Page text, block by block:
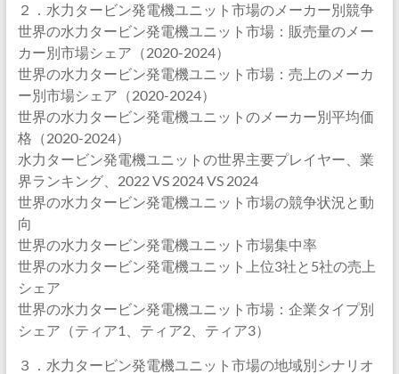
２．水力タービン発電機ユニット市場のメーカー別競争
世界の水力タービン発電機ユニット市場：販売量のメー
カー別市場シェア（2020-2024）
世界の水力タービン発電機ユニット市場：売上のメーカ
ー別市場シェア（2020-2024）
世界の水力タービン発電機ユニットのメーカー別平均価
格（2020-2024）
水力タービン発電機ユニットの世界主要プレイヤー、業
界ランキング、2022 VS 2024 VS 2024
世界の水力タービン発電機ユニット市場の競争状況と動
向
世界の水力タービン発電機ユニット市場集中率
世界の水力タービン発電機ユニット上位3社と5社の売上
シェア
世界の水力タービン発電機ユニット市場：企業タイプ別
シェア（ティア1、ティア2、ティア3）
３．水力タービン発電機ユニット市場の地域別シナリオ